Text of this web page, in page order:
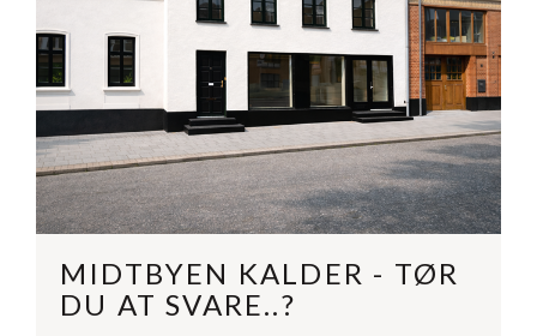
MIDTBYEN KALDER - TØR
DU AT SVARE..?